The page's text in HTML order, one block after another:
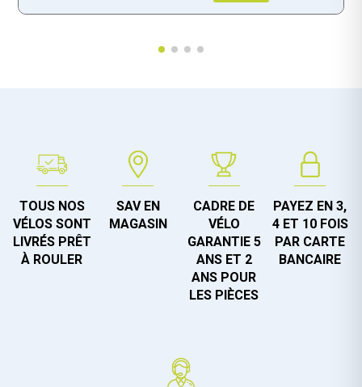
TOUS NOS
VÉLOS SONT
LIVRÉS PRÊT
À ROULER
SAV EN
MAGASIN
CADRE DE
VÉLO
GARANTIE 5
ANS ET 2
ANS POUR
LES PIÈCES
PAYEZ EN 3,
4 ET 10 FOIS
PAR CARTE
BANCAIRE